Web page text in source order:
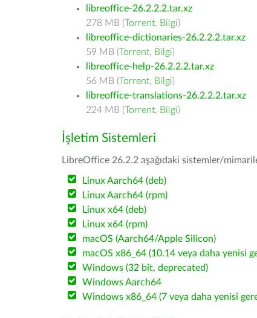
libreoffice-26.2.2.2.tar.xz
278 MB (Torrent, Bilgi)
libreoffice-dictionaries-26.2.2.2.tar.xz
59 MB (Torrent, Bilgi)
libreoffice-help-26.2.2.2.tar.xz
56 MB (Torrent, Bilgi)
libreoffice-translations-26.2.2.2.tar.xz
224 MB (Torrent, Bilgi)
İşletim Sistemleri
LibreOffice 26.2.2 aşağıdaki sistemler/
Linux Aarch64 (deb)
Linux Aarch64 (rpm)
Linux x64 (deb)
Linux x64 (rpm)
macOS (Aarch64/Apple Silicon)
macOS x86_64 (10.14 veya daha yenisi
Windows (32 bit, deprecated)
Windows Aarch64
Windows x86_64 (7 veya daha yenisi